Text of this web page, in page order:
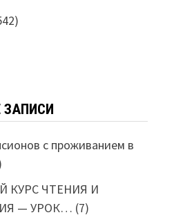
с проживанием в
КУРС ЧТЕНИЯ И
— УРОК… (7)